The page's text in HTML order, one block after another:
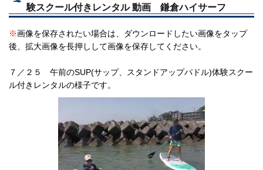
験スクール付きレンタル 動画 鎌倉ハイサーフ
※画像を保存されたい場合は、ダウンロードしたい画像をタップ
後、拡大画像を長押しして画像を保存してください。
７／２５ 午前のSUP(サップ、スタンドアップパドル)体験スクー
ル付きレンタルの様子です。